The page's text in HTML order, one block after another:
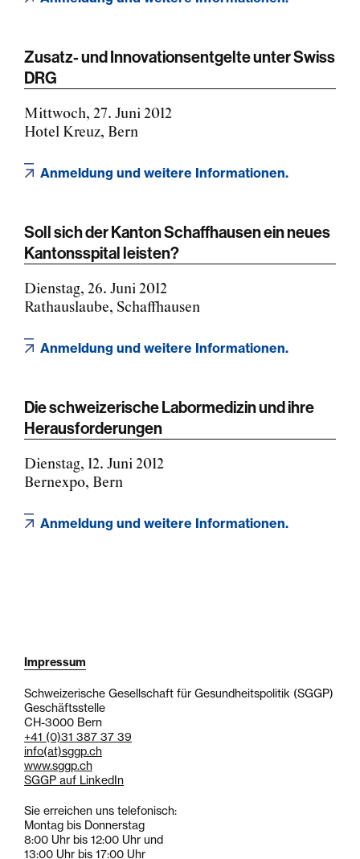
Zusatz- und Innovationsentgelte unter Swiss
DRG
Mittwoch, 27. Juni 2012
Hotel Kreuz, Bern
Anmeldung und weitere Informationen.
Soll sich der Kanton Schaffhausen ein neues
Kantonsspital leisten?
Dienstag, 26. Juni 2012
Rathauslaube, Schaffhausen
Anmeldung und weitere Informationen.
Die schweizerische Labormedizin und ihre
Herausforderungen
Dienstag, 12. Juni 2012
Bernexpo, Bern
Anmeldung und weitere Informationen.
Impressum
Schweizerische Gesellschaft für Gesundheitspolitik (SGGP)
Geschäftsstelle
CH-3000 Bern
+41 (0)31 387 37 39
info(at)sggp.ch
www.sggp.ch
SGGP auf LinkedIn
Sie erreichen uns telefonisch:
Montag bis Donnerstag
8:00 Uhr bis 12:00 Uhr und
13:00 Uhr bis 17:00 Uhr